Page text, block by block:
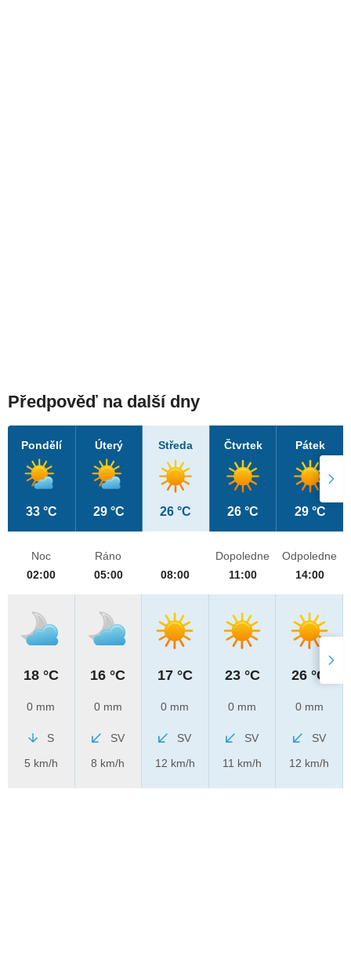
Předpověď na další dny
Pondělí
33 °C
Úterý
29 °C
Středa
26 °C
Čtvrtek
26 °C
Pátek
29 °C
Noc
02:00
18 °C
0 mm
S
5 km/h
Ráno
05:00
16 °C
0 mm
SV
8 km/h
08:00
17 °C
0 mm
SV
12 km/h
Dopoledne
11:00
23 °C
0 mm
SV
11 km/h
Odpoledne
14:00
26 °C
0 mm
SV
12 km/h